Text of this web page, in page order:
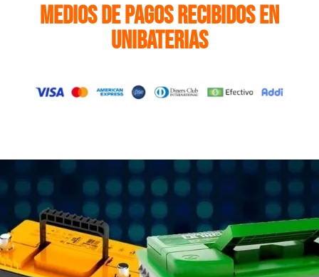
Medios de pagos recibidos en
Unibaterias